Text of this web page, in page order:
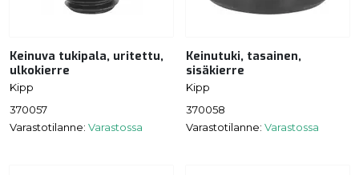
Keinuva tukipala, uritettu,
ulkokierre
Kipp
370057
Varastotilanne: Varastossa
Keinutuki, tasainen,
sisäkierre
Kipp
370058
Varastotilanne: Varastossa